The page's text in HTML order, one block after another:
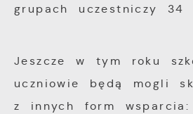
grupach uczestniczy 34
Jeszcze w tym roku
uczniowie będą mogli
z innych form wsparcia: